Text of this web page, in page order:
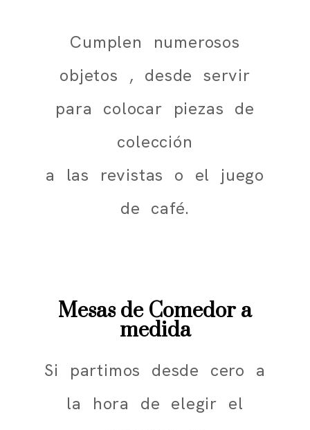
Cumplen numerosos
objetos , desde servir
para colocar piezas de
colección
a las revistas o el juego
de café.
Mesas de Comedor a
medida
Si partimos desde cero a
la hora de elegir el